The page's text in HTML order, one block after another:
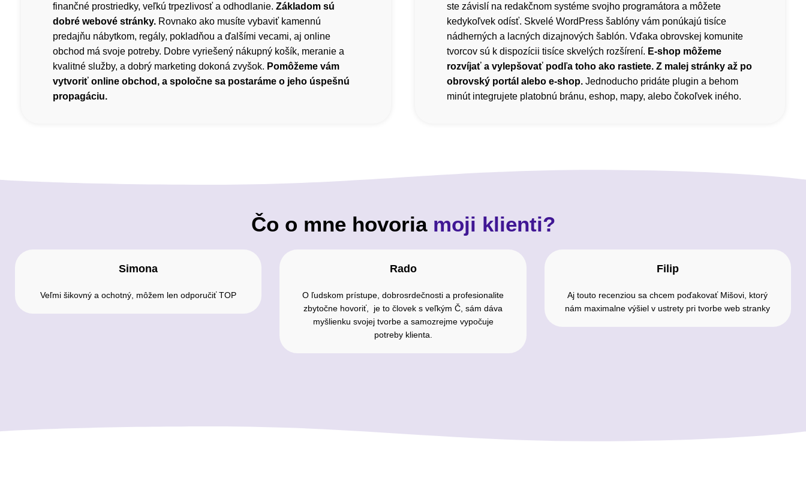
finančné prostriedky, veľkú trpezlivosť a odhodlanie. Základom sú
dobré webové stránky. Rovnako ako musíte vybaviť kamennú
predajňu nábytkom, regály, pokladňou a ďalšími vecami, aj online
obchod má svoje potreby. Dobre vyriešený nákupný košík, meranie a
kvalitné služby, a dobrý marketing dokoná zvyšok. Pomôžeme vám
vytvoriť online obchod, a spoločne sa postaráme o jeho úspešnú
propagáciu.
ste závislí na redakčnom systéme svojho programátora a môžete
kedykoľvek odísť. Skvelé WordPress šablóny vám ponúkajú tisíce
nádherných a lacných dizajnových šablón. Vďaka obrovskej komunite
tvorcov sú k dispozícii tisíce skvelých rozšírení. E-shop môžeme
rozvíjať a vylepšovať podľa toho ako rastiete. Z malej stránky až po
obrovský portál alebo e-shop. Jednoducho pridáte plugin a behom
minút integrujete platobnú bránu, eshop, mapy, alebo čokoľvek iného.
Čo o mne hovoriamoji klienti?
Simona
Veľmi šikovný a ochotný, môžem len odporučiť TOP
Rado
O ľudskom prístupe, dobrosrdečnosti a profesionalite
zbytočne hovoriť, je to človek s veľkým Č, sám dáva
myšlienku svojej tvorbe a samozrejme vypočuje
potreby klienta.
Filip
Aj touto recenziou sa chcem poďakovať Mišovi, ktorý
nám maximalne výšiel v ustrety pri tvorbe web stranky